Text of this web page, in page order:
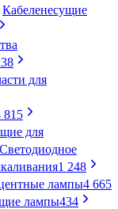
Кабеленесущие
для
815
для
Светодиодное
1 248
лампы4 665
лампы434